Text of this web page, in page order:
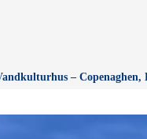
– Copenaghen,